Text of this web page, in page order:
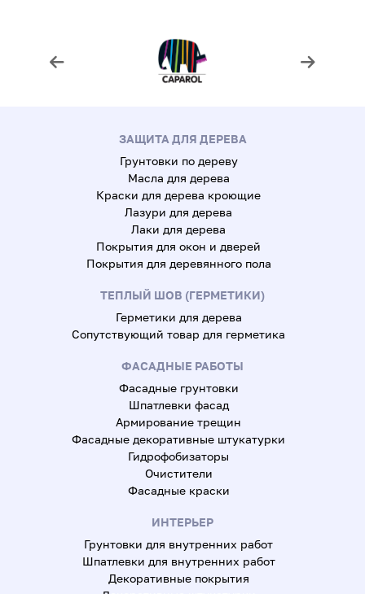
ЗАЩИТА ДЛЯ ДЕРЕВА
Грунтовки по дереву
Масла для дерева
Краски для дерева кроющие
Лазури для дерева
Лаки для дерева
Покрытия для окон и дверей
Покрытия для деревянного пола
ТЕПЛЫЙ ШОВ (ГЕРМЕТИКИ)
Герметики для дерева
Сопутствующий товар для герметика
ФАСАДНЫЕ РАБОТЫ
Фасадные грунтовки
Шпатлевки фасад
Армирование трещин
Фасадные декоративные штукатурки
Гидрофобизаторы
Очистители
Фасадные краски
ИНТЕРЬЕР
Грунтовки для внутренних работ
Шпатлевки для внутренних работ
Декоративные покрытия